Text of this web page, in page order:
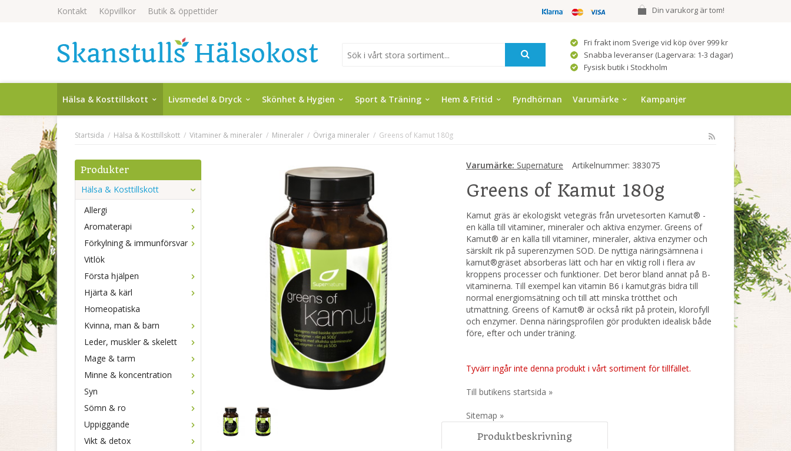
Kontakt Köpvillkor Butik & öppettider Din varukorg är tom!
Fri frakt inom Sverige vid köp över 999 kr
Snabba leveranser (Lagervara: 1-3 dagar)
Fysisk butik i Stockholm
Hälsa & Kosttillskott Livsmedel & Dryck Skönhet & Hygien Sport & Träning Hem & Fritid Fyndhörnan Varumärke Kampanjer
Startsida / Hälsa & Kosttillskott / Vitaminer & mineraler / Mineraler / Övriga mineraler / Greens of Kamut 180g
Produkter
Hälsa & Kosttillskott
Allergi
Aromaterapi
Förkylning & immunförsvar
Vitlök
Första hjälpen
Hjärta & kärl
Homeopatiska
Kvinna, man & barn
Leder, muskler & skelett
Mage & tarm
Minne & koncentration
Syn
Sömn & ro
Uppiggande
Vikt & detox
Varumärke: Supernature Artikelnummer: 383075
Greens of Kamut 180g
Kamut gräs är ekologiskt vetegräs från urvetesorten Kamut® -
en källa till vitaminer, mineraler och aktiva enzymer. Greens of
Kamut® är en källa till vitaminer, mineraler, aktiva enzymer och
särskilt rik på superenzymen SOD. De nyttiga näringsämnena i
kamut®gräset absorberas lätt och har en viktig roll i flera av
kroppens processer och funktioner. Det beror bland annat på B-
vitaminerna. Till exempel kan vitamin B6 i kamutgräs bidra till
normal energiomsätning och till att minska trötthet och
utmattning. Greens of Kamut® är också rikt på protein, klorofyll
och enzymer. Denna näringsprofilen gör produkten idealisk både
före, efter och under träning.
Tyvärr ingår inte denna produkt i vårt sortiment för tillfället.
Till butikens startsida »
Sitemap »
Produktbeskrivning